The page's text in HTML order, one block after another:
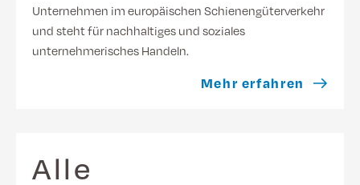
Unternehmen im europäischen Schienengüterverkehr
und steht für nachhaltiges und soziales
unternehmerisches Handeln.
Mehr erfahren
Alle